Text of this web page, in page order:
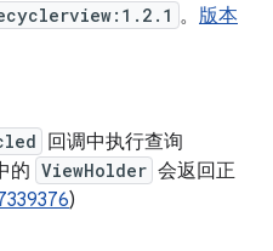
。 版本
回调中执行查询
的 ViewHolder 会返回正
)